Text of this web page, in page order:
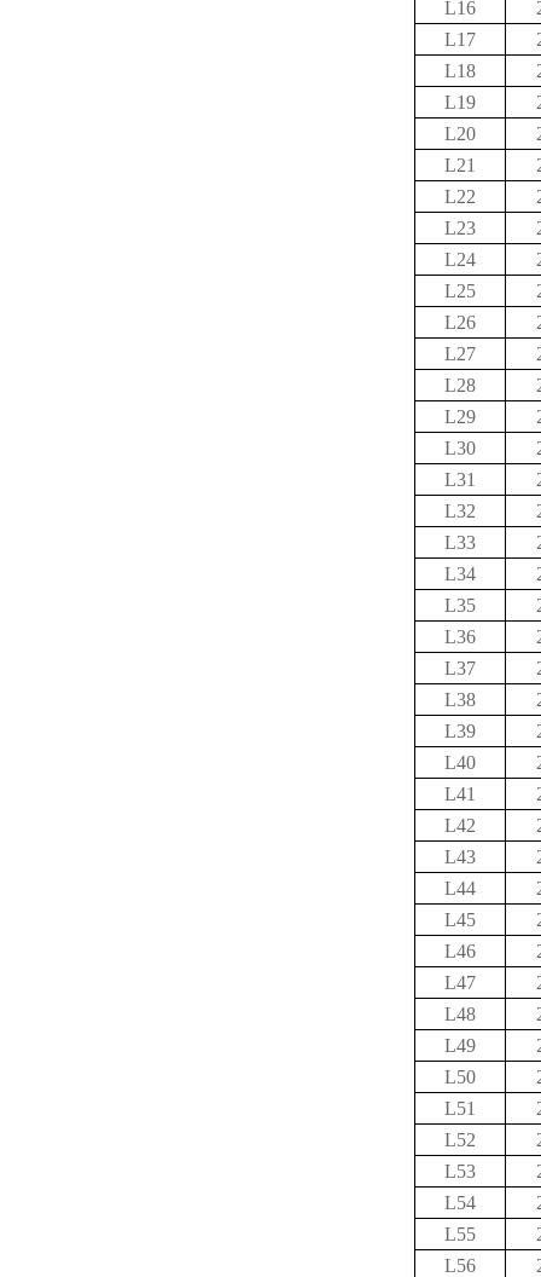
L16
L17
L18
L19
L20
L21
L22
L23
L24
L25
L26
L27
L28
L29
L30
L31
L32
L33
L34
L35
L36
L37
L38
L39
L40
L41
L42
L43
L44
L45
L46
L47
L48
L49
L50
L51
L52
L53
L54
L55
L56